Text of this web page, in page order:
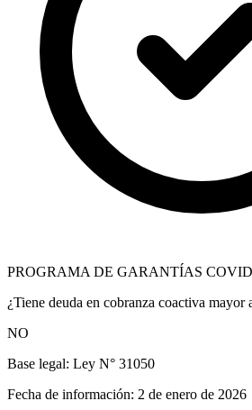
PROGRAMA DE GARANTÍAS
¿Tiene deuda en cobranza coactiva
NO
Base legal: Ley N° 31050
Fecha de información: 2 de enero de 2026